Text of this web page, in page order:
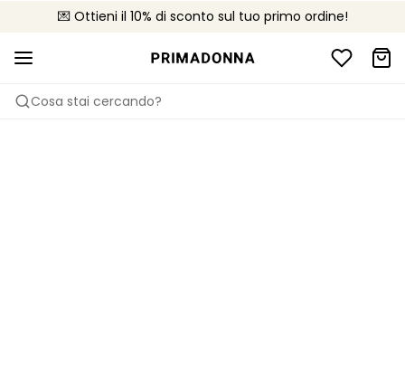
💌 Ottieni il 10% di sconto sul tuo primo ordine!
🚚 Consegna gratuita sopra i €75
📦 Resi gratuiti
Cosa stai cercando?